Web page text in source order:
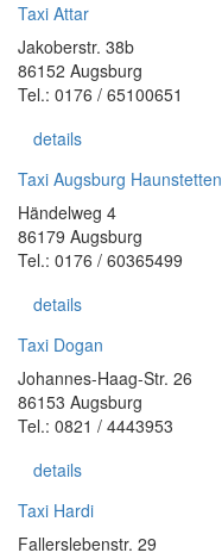
Taxi Attar
Jakoberstr. 38b
86152 Augsburg
Tel.: 0176 / 65100651
details
Taxi Augsburg Haunstetten
Händelweg 4
86179 Augsburg
Tel.: 0176 / 60365499
details
Taxi Dogan
Johannes-Haag-Str. 26
86153 Augsburg
Tel.: 0821 / 4443953
details
Taxi Hardi
Fallerslebenstr. 29